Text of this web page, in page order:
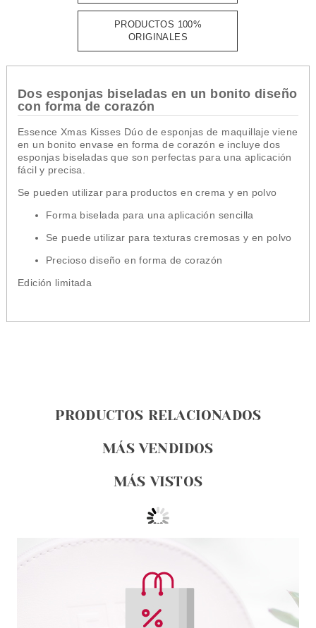
PRODUCTOS 100%
ORIGINALES
Dos esponjas biseladas en un bonito diseño
con forma de corazón
Essence Xmas Kisses Dúo de esponjas de maquillaje viene
en un bonito envase en forma de corazón e incluye dos
esponjas biseladas que son perfectas para una aplicación
fácil y precisa.
Se pueden utilizar para productos en crema y en polvo
Forma biselada para una aplicación sencilla
Se puede utilizar para texturas cremosas y en polvo
Precioso diseño en forma de corazón
Edición limitada
PRODUCTOS RELACIONADOS
MÁS VENDIDOS
MÁS VISTOS